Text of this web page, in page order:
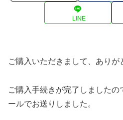
LINE
ご購入いただきまして、ありが
ご購入手続きが完了しましたの
ールでお送りしました。